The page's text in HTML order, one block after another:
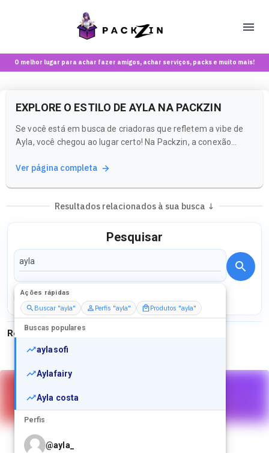
O melhor lugar para achar fazer amigos, achar serviços, packs e muito mais!
EXPLORE O ESTILO DE AYLA NA PACKZIN
Se você está em busca de criadoras que refletem a vibe de
Ayla, você chegou ao lugar certo! Na Packzin, a conexão
plataforma única. Aqui, você pode explorar uma variedade de
Ver página completa
Resultados relacionados à sua busca ↓
Pesquisar
Ações rápidas
Buscar "ayla" Perfis "ayla" Produtos "ayla"
Buscas populares
aylasofi
Aylafairy
Ayla costa
Perfis
@ayla_
Perfis
Resultados para"ayla